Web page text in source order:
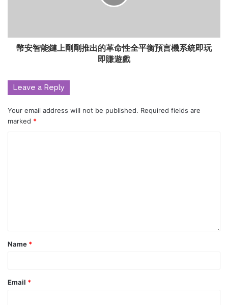
幣安智能鏈上剛剛推出的革命性全平衡預言機系統即玩
即賺遊戲
Leave a Reply
Your email address will not be published. Required fields are
marked *
Name *
Email *